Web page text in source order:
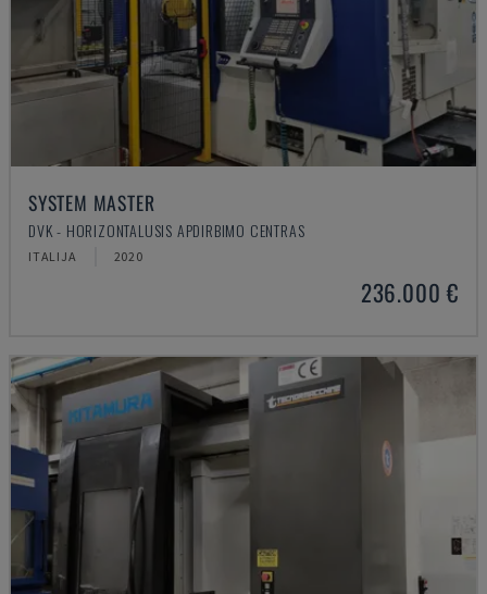
SYSTEM MASTER
DVK - HORIZONTALUSIS APDIRBIMO CENTRAS
ITALIJA 2020
236.000 €